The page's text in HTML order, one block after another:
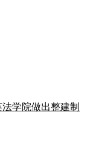
学院做出整建制